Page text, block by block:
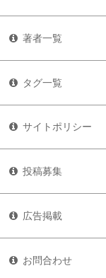
著者一覧
タグ一覧
サイトポリシー
投稿募集
広告掲載
お問合わせ